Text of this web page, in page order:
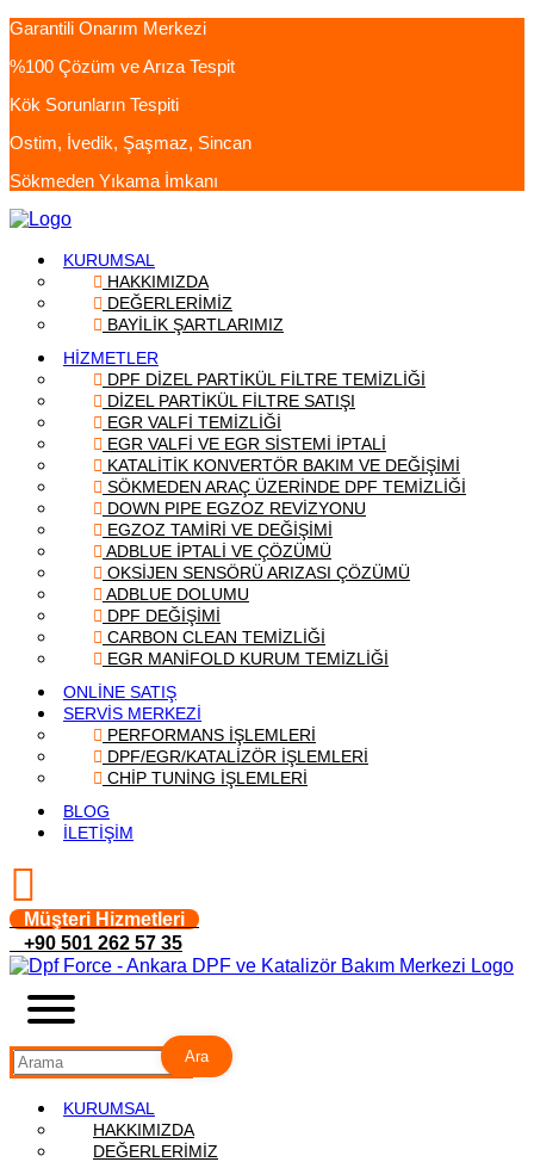
Garantili Onarım Merkezi
%100 Çözüm ve Arıza Tespit
Kök Sorunların Tespiti
Ostim, İvedik, Şaşmaz, Sincan
Sökmeden Yıkama İmkanı
KURUMSAL
HAKKIMIZDA
DEĞERLERİMİZ
BAYİLİK ŞARTLARIMIZ
HİZMETLER
DPF DİZEL PARTİKÜL FİLTRE TEMİZLİĞİ
DİZEL PARTİKÜL FİLTRE SATIŞI
EGR VALFİ TEMİZLİĞİ
EGR VALFİ VE EGR SİSTEMİ İPTALİ
KATALİTİK KONVERTÖR BAKIM VE DEĞİŞİMİ
SÖKMEDEN ARAÇ ÜZERİNDE DPF TEMİZLİĞİ
DOWN PIPE EGZOZ REVİZYONU
EGZOZ TAMİRİ VE DEĞİŞİMİ
ADBLUE İPTALİ VE ÇÖZÜMÜ
OKSİJEN SENSÖRÜ ARIZASI ÇÖZÜMÜ
ADBLUE DOLUMU
DPF DEĞİŞİMİ
CARBON CLEAN TEMİZLİĞİ
EGR MANİFOLD KURUM TEMİZLİĞİ
ONLİNE SATIŞ
SERVİS MERKEZİ
PERFORMANS İŞLEMLERİ
DPF/EGR/KATALİZÖR İŞLEMLERİ
CHİP TUNİNG İŞLEMLERİ
BLOG
İLETİŞİM
Müşteri Hizmetleri
+90 501 262 57 35
Ara
KURUMSAL
HAKKIMIZDA
DEĞERLERİMİZ